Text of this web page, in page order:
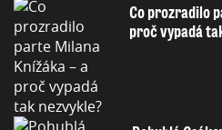
Co prozradilo
proč vypadá